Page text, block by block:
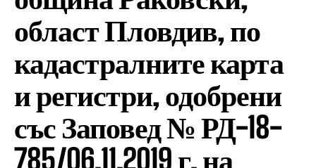
област Пловдив, по
кадастралните карта
и регистри, одобрени
със Заповед № РД-18-
785/06.11.2019 г. на